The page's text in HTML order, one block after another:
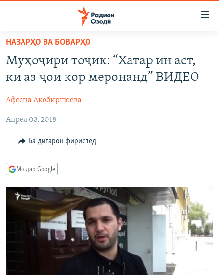
Ҷаҳиш
мояи
аслӣ
ба
аслӣ
Ҷаҳиш
ҷустор
СИЁСАТ
ҶОМЕА
ҚАЗИЯИ "КРОКУС"
ОСИЁИ МАРКАЗӢ
МЕҲМОНИ ОЗОДӢ
ВАРЗИШ
ГАПИ ОЗОД
РӮЗГОРИ МУҲОҶИР
САЛОМ, ХОҲАР
ТАҲҚИҚОТ
ҶАНГ ДАР УКРАИНА
НАЗАРИ МАРДУМ
БЛОГИСТОН
ОЗОДӢ ОНЛАЙН
ЧАНДРАСОНАӢ
ВИДЕО
НИГОРИСТОН
ГУЗОРИШҲОИ РАДИОӢ
РӮЙХАТҲО
КИТОБҲОИ ОЗОДӢ
Русский
НАЗАРҲО ВА БОВАРҲО
Муҳоҷири тоҷик: “Хатар ин аст,
ки аз ҷои кор меронанд” ВИДЕО
Афсона Акобиршоева
Апрел 03, 2018
Ба дигарон фиристед
Мо дар Google